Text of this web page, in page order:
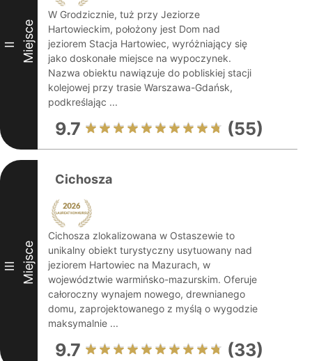
II Miejsce
W Grodzicznie, tuż przy Jeziorze
Hartowieckim, położony jest Dom nad
jeziorem Stacja Hartowiec, wyróżniający się
jako doskonałe miejsce na wypoczynek.
Nazwa obiektu nawiązuje do pobliskiej stacji
kolejowej przy trasie Warszawa-Gdańsk,
podkreślając ...
9.7 (55)
III Miejsce
Cichosza
Cichosza zlokalizowana w Ostaszewie to
unikalny obiekt turystyczny usytuowany nad
jeziorem Hartowiec na Mazurach, w
województwie warmińsko-mazurskim. Oferuje
całoroczny wynajem nowego, drewnianego
domu, zaprojektowanego z myślą o wygodzie
maksymalnie ...
9.7 (33)